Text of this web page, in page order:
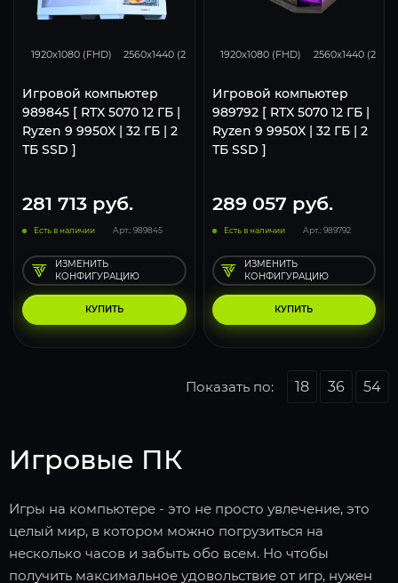
1920x1080 (FHD) 2560x1440 (2K) 3840x2160 (4K)
Игровой компьютер
989845 [ RTX 5070 12 ГБ |
Ryzen 9 9950X | 32 ГБ | 2
ТБ SSD ]
281 713 руб.
Есть в наличии Арт.: 989845
КУПИТЬ
ИЗМЕНИТЬ
КОНФИГУРАЦИЮ
1920x1080 (FHD) 2560x1440 (2K)
Игровой компьютер
989792 [ RTX 5070 12 ГБ |
Ryzen 9 9950X | 32 ГБ | 2
ТБ SSD ]
289 057 руб.
Есть в наличии Арт.: 989792
КУПИТЬ
ИЗМЕНИТЬ
КОНФИГУРАЦИЮ
Показать по: 18 36 54
Игровые ПК
Игры на компьютере - это не просто увлечение, это
целый мир, в котором можно погрузиться на
несколько часов и забыть обо всем. Но чтобы
получить максимальное удовольствие от игр, нужен